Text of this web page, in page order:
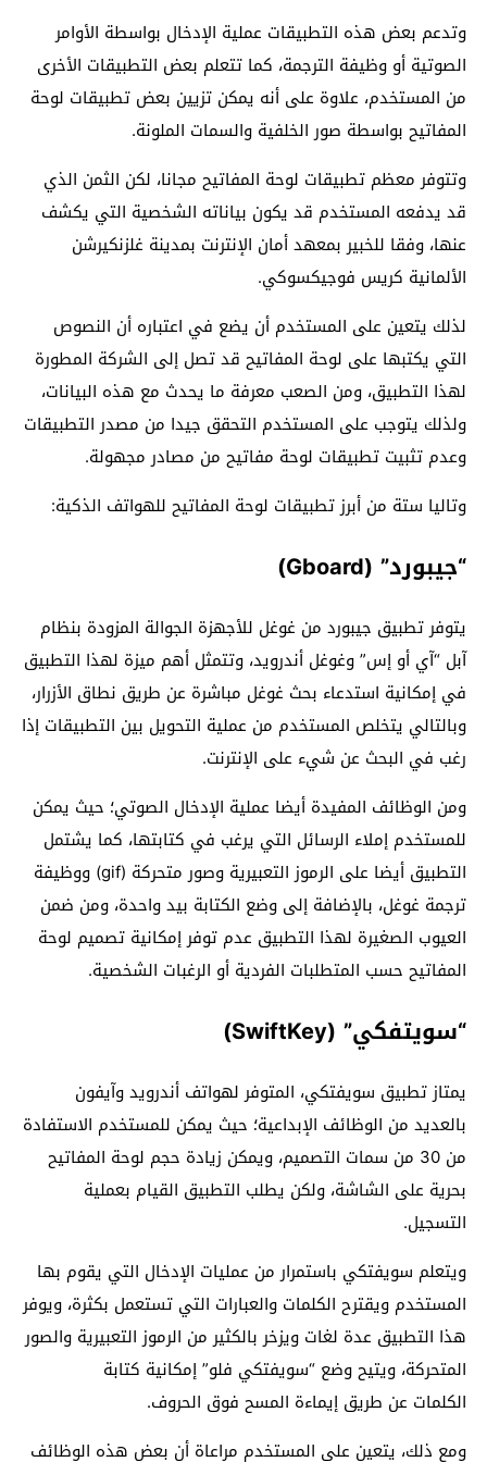
وتدعم بعض هذه التطبيقات عملية الإدخال بواسطة الأوامر
الصوتية أو وظيفة الترجمة، كما تتعلم بعض التطبيقات الأخرى
من المستخدم، علاوة على أنه يمكن تزيين بعض تطبيقات لوحة
المفاتيح بواسطة صور الخلفية والسمات الملونة.
وتتوفر معظم تطبيقات لوحة المفاتيح مجانا، لكن الثمن الذي
قد يدفعه المستخدم قد يكون بياناته الشخصية التي يكشف
عنها، وفقا للخبير بمعهد أمان الإنترنت بمدينة غلزنكيرشن
الألمانية كريس فوجيكسوكي.
لذلك يتعين على المستخدم أن يضع في اعتباره أن النصوص
التي يكتبها على لوحة المفاتيح قد تصل إلى الشركة المطورة
لهذا التطبيق، ومن الصعب معرفة ما يحدث مع هذه البيانات،
ولذلك يتوجب على المستخدم التحقق جيدا من مصدر التطبيقات
وعدم تثبيت تطبيقات لوحة مفاتيح من مصادر مجهولة.
وتاليا ستة من أبرز تطبيقات لوحة المفاتيح للهواتف الذكية:
“جيبورد” (Gboard)
يتوفر تطبيق جيبورد من غوغل للأجهزة الجوالة المزودة بنظام
آبل “آي أو إس” وغوغل أندرويد، وتتمثل أهم ميزة لهذا التطبيق
في إمكانية استدعاء بحث غوغل مباشرة عن طريق نطاق الأزرار،
وبالتالي يتخلص المستخدم من عملية التحويل بين التطبيقات إذا
رغب في البحث عن شيء على الإنترنت.
ومن الوظائف المفيدة أيضا عملية الإدخال الصوتي؛ حيث يمكن
للمستخدم إملاء الرسائل التي يرغب في كتابتها، كما يشتمل
التطبيق أيضا على الرموز التعبيرية وصور متحركة (gif) ووظيفة
ترجمة غوغل، بالإضافة إلى وضع الكتابة بيد واحدة، ومن ضمن
العيوب الصغيرة لهذا التطبيق عدم توفر إمكانية تصميم لوحة
المفاتيح حسب المتطلبات الفردية أو الرغبات الشخصية.
“سويتفكي” (SwiftKey)
يمتاز تطبيق سويفتكي، المتوفر لهواتف أندرويد وآيفون
بالعديد من الوظائف الإبداعية؛ حيث يمكن للمستخدم الاستفادة
من 30 من سمات التصميم، ويمكن زيادة حجم لوحة المفاتيح
بحرية على الشاشة، ولكن يطلب التطبيق القيام بعملية
التسجيل.
ويتعلم سويفتكي باستمرار من عمليات الإدخال التي يقوم بها
المستخدم ويقترح الكلمات والعبارات التي تستعمل بكثرة، ويوفر
هذا التطبيق عدة لغات ويزخر بالكثير من الرموز التعبيرية والصور
المتحركة، ويتيح وضع “سويفتكي فلو” إمكانية كتابة
الكلمات عن طريق إيماءة المسح فوق الحروف.
ومع ذلك، يتعين على المستخدم مراعاة أن بعض هذه الوظائف